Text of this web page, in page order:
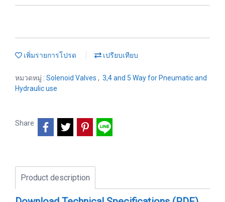
เพิ่มรายการโปรด เปรียบเทียบ
หมวดหมู่ : Solenoid Valves , 3,4 and 5 Way for Pneumatic and
Hydraulic use
Share
Product description